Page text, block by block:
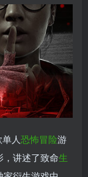
人恐怖冒险游
，讲述了致命生